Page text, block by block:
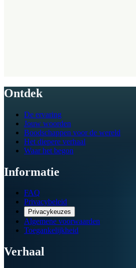
Ontdek
De ervaring
Jouw woorden
Boodschappen voor de wereld
Het diepere verhaal
Waar het begon
Informatie
FAQ
Privacybeleid
Privacykeuzes
Algemene voorwaarden
Toegankelijkheid
Verhaal